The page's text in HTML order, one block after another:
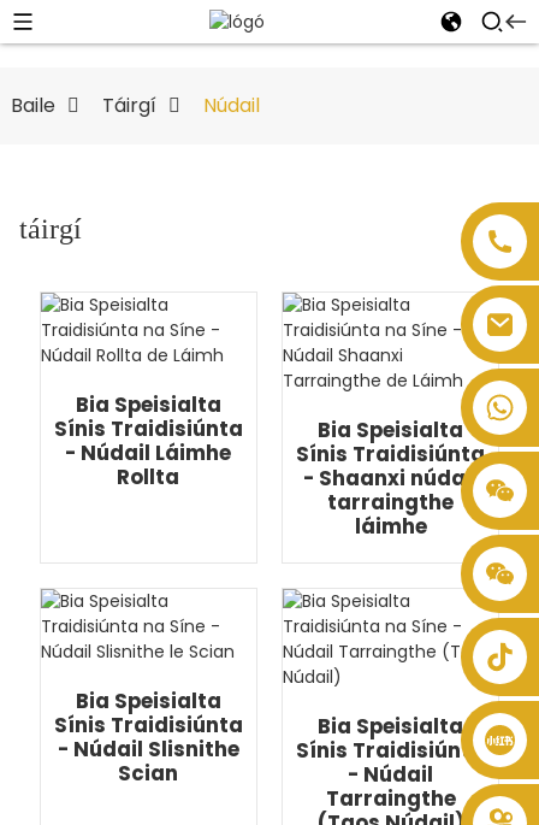
Baile Táirgí Núdail
táirgí
Bia Speisialta
Sínis Traidisiúnta
- Núdail Láimhe
Rollta
Bia Speisialta
Sínis Traidisiúnta
- Shaanxi núdail
tarraingthe
láimhe
Bia Speisialta
Sínis Traidisiúnta
- Núdail Slisnithe
Scian
Bia Speisialta
Sínis Traidisiúnta
- Núdail
Tarraingthe